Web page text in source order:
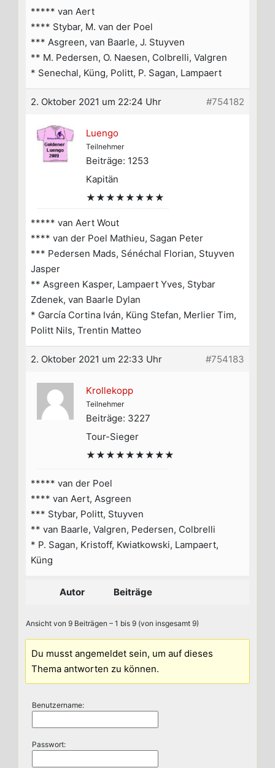
***** van Aert
**** Stybar, M. van der Poel
*** Asgreen, van Baarle, J. Stuyven
** M. Pedersen, O. Naesen, Colbrelli, Valgren
* Senechal, Küng, Politt, P. Sagan, Lampaert
2. Oktober 2021 um 22:24 Uhr #754182
Luengo
Teilnehmer
Beiträge: 1253
Kapitän
★★★★★★★★
***** van Aert Wout
**** van der Poel Mathieu, Sagan Peter
*** Pedersen Mads, Sénéchal Florian, Stuyven
Jasper
** Asgreen Kasper, Lampaert Yves, Stybar
Zdenek, van Baarle Dylan
* García Cortina Iván, Küng Stefan, Merlier Tim,
Politt Nils, Trentin Matteo
2. Oktober 2021 um 22:33 Uhr #754183
Krollekopp
Teilnehmer
Beiträge: 3227
Tour-Sieger
★★★★★★★★★
***** van der Poel
**** van Aert, Asgreen
*** Stybar, Politt, Stuyven
** van Baarle, Valgren, Pedersen, Colbrelli
* P. Sagan, Kristoff, Kwiatkowski, Lampaert,
Küng
Autor Beiträge
Ansicht von 9 Beiträgen – 1 bis 9 (von insgesamt 9)
Du musst angemeldet sein, um auf dieses
Thema antworten zu können.
Benutzername:
Passwort: